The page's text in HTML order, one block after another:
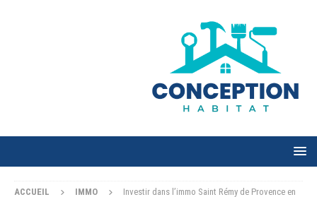
ACCUEIL IMMO
Investir dans l’immo Saint Rémy de Provence en